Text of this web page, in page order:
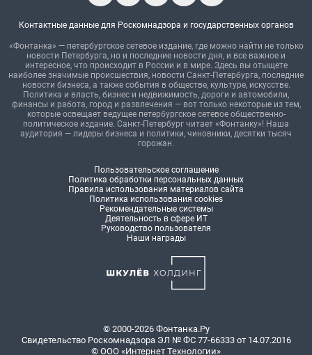
Контактные данные для Роскомнадзора и государственных органов
«Фонтанка» — петербургское сетевое издание, где можно найти не только
новости Петербурга, но и последние новости дня, и все важное и
интересное, что происходит в России и в мире. Здесь вы отыщете
наиболее значимые происшествия, новости Санкт-Петербурга, последние
новости бизнеса, а также события в обществе, культуре, искусстве.
Политика и власть, бизнес и недвижимость, дороги и автомобили,
финансы и работа, город и развлечения — вот только некоторые из тем,
которые освещает ведущее петербургское сетевое общественно-
политическое издание. Санкт-Петербург читает «Фонтанку»! Наша
аудитория — лидеры бизнеса и политики, чиновники, десятки тысяч
горожан.
Пользовательское соглашение
Политика обработки персональных данных
Правила использования материалов сайта
Политика использования cookies
Рекомендательные системы
Деятельность в сфере ИТ
Руководство пользователя
Наши награды
© 2000-2026 Фонтанка.Ру
Свидетельство Роскомнадзора ЭЛ № ФС 77-66333 от 14.07.2016
© ООО «Интернет Технологии»